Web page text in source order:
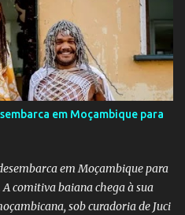
de Barra dos Carvalhos e
Benedito e encerrando com
Em cada local, os alunos
e animação, com
forró, cores vibrantes, danças
de celebração. O projeto é
é um movimento educativo e
Com o apoio irrestrito
e a colaboração de di...
em Moçambique para
em Moçambique para
comitiva baiana chega à sua
sob curadoria de Juci